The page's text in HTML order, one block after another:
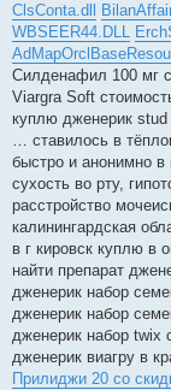
ClsConta.dll
WBSEER44.DLL
Силденафил 100 мг
Viargra Soft
куплю дженерик
… ставилось в
быстро и анонимно в
сухость во рту,
расстройство
калинингардская
в г кировск куплю в
найти препарат
дженерик набор
дженерик набор
дженерик набор twix
дженерик виагру в
Прилиджи 20 со